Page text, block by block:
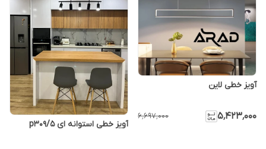
آویز خطی لاین
۵٬۴۲۳٬۰۰۰ ۶٬۶۹۷٬۰۰۰
آویز خطی استوانه ای p309/5